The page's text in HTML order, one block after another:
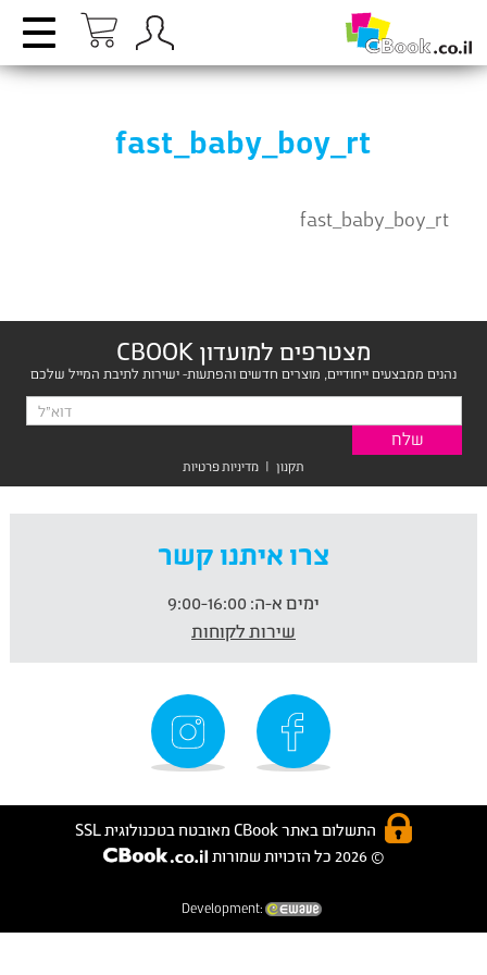
fast_baby_boy_rt
fast_baby_boy_rt
מצטרפים למועדון CBOOK
נהנים ממבצעים ייחודיים, מוצרים חדשים והפתעות- ישירות לתיבת המייל שלכם
תקנון | מדיניות פרטיות
צרו איתנו קשר
ימים א-ה:
שירות לקוחות
התשלום באתר CBook מאובטח בטכנולוגית SSL
© 2026 כל הזכויות שמורות
Development: